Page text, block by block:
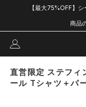
【最大75%OFF】
商品
直営限定 ステフィ
ール Tシャツ＋パ